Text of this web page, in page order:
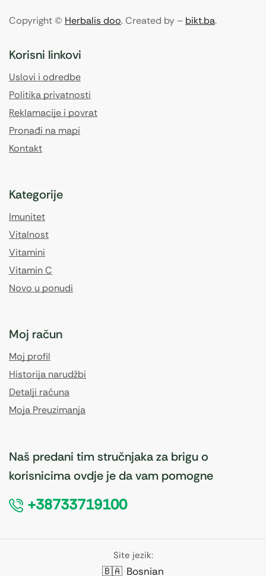
Copyright © Herbalis doo. Created by – bikt.ba.
Korisni linkovi
Uslovi i odredbe
Politika privatnosti
Reklamacije i povrat
Pronađi na mapi
Kontakt
Kategorije
Imunitet
Vitalnost
Vitamini
Vitamin C
Novo u ponudi
Moj račun
Moj profil
Historija narudžbi
Detalji računa
Moja Preuzimanja
Naš predani tim stručnjaka za brigu o
korisnicima ovdje je da vam pomogne
+38733719100
Site jezik:
🇧🇦 Bosnian